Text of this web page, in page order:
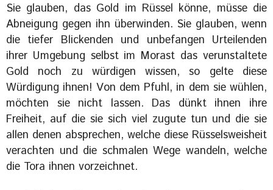
Sie glauben, das Gold im Rüssel könne, müsse die
Abneigung gegen ihn überwinden. Sie glauben, wenn
die tiefer Blickenden und unbefangen Urteilenden
ihrer Umgebung selbst im Morast das verunstaltete
Gold noch zu würdigen wissen, so gelte diese
Würdigung ihnen! Von dem Pfuhl, in dem sie wühlen,
möchten sie nicht lassen. Das dünkt ihnen ihre
Freiheit, auf die sie sich viel zugute tun und die sie
allen denen absprechen, welche diese Rüsselsweisheit
verachten und die schmalen Wege wandeln, welche
die Tora ihnen vorzeichnet.